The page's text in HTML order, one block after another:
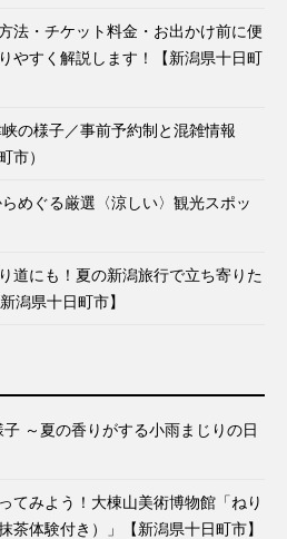
法・チケット料金・お出かけ前に便
やすく解説します！【新潟県十日町
の様子／事前予約制と混雑情報
市）
めぐる厳選〈涼しい〉観光スポッ
道にも！夏の新潟旅行で立ち寄りた
潟県十日町市】
～夏の香りがする小雨まじりの日
てみよう！大棟山美術博物館「ねり
茶体験付き）」【新潟県十日町市】